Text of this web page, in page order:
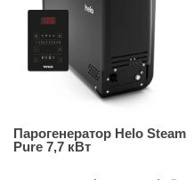
Парогенератор Helo Steam
Pure 7,7 кВт